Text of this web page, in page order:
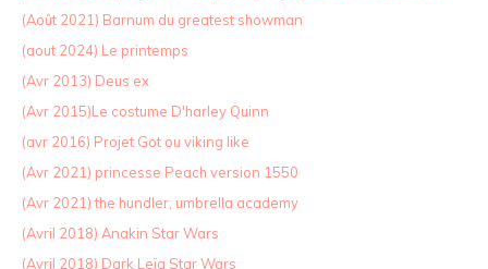
(Août 2021) Barnum du greatest showman
(aout 2024) Le printemps
(Avr 2013) Deus ex
(Avr 2015)Le costume D'harley Quinn
(avr 2016) Projet Got ou viking like
(Avr 2021) princesse Peach version 1550
(Avr 2021) the hundler, umbrella academy
(Avril 2018) Anakin Star Wars
(Avril 2018) Dark Leïa Star Wars